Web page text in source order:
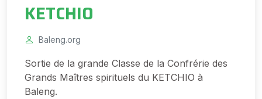
KETCHIO
Baleng.org
Sortie de la grande Classe de la Confrérie des
Grands Maîtres spirituels du KETCHIO à
Baleng.